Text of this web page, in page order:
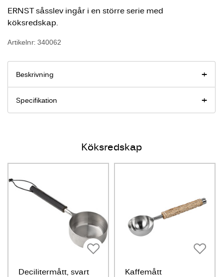
ERNST såsslev ingår i en större serie med
köksredskap.
Artikelnr: 340062
Beskrivning
Specifikation
Köksredskap
Decilitermått, svart
Kaffemått